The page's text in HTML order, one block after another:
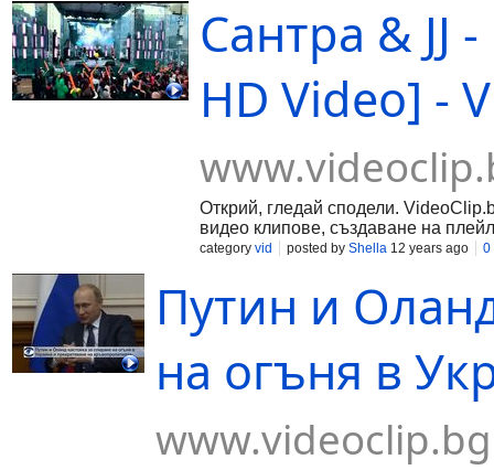
Сантра &
HD Video] -
Открий, гледай сподели.
видео клипове, създаване на
category vid posted by Shella 12 years ago 0
Путин и
на огъня в
www.videoclip.bg